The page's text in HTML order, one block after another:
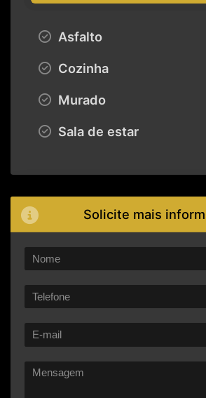
Asfalto
Cozinha
Murado
Sala de estar
Solicite mais